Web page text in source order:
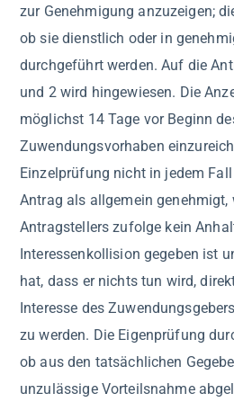
zur Genehmigung anzuzeigen;
ob sie dienstlich oder in
durchgeführt werden. Auf die
und 2 wird hingewiesen. Die
möglichst 14 Tage vor Beginn
Zuwendungsvorhaben
Einzelprüfung nicht in jedem
Antrag als allgemein genehmigt,
Antragstellers zufolge kein
Interessenkollision gegeben ist
hat, dass er nichts tun wird,
Interesse des
zu werden. Die Eigenprüfung
ob aus den tatsächlichen
unzulässige Vorteilsnahme